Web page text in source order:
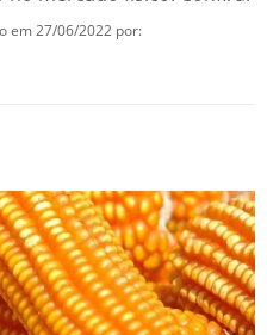
em 27/06/2022 por: